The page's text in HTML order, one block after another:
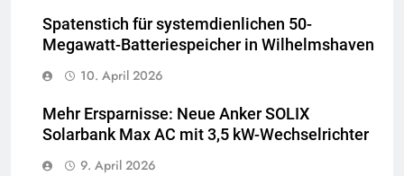
Spatenstich für systemdienlichen 50-
Megawatt-Batteriespeicher in Wilhelmshaven
10. April 2026
Mehr Ersparnisse: Neue Anker SOLIX
Solarbank Max AC mit 3,5 kW-Wechselrichter
9. April 2026